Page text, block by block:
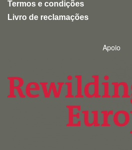
Termos e condições
Livro de reclamações
Apoio